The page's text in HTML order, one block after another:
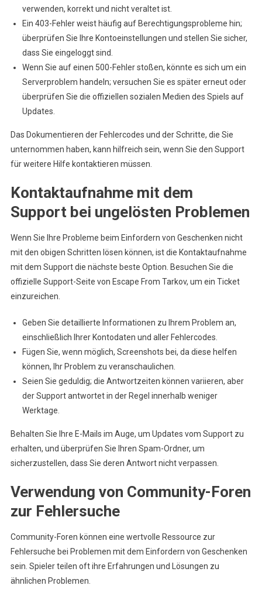
verwenden, korrekt und nicht veraltet ist.
Ein 403-Fehler weist häufig auf Berechtigungsprobleme hin;
überprüfen Sie Ihre Kontoeinstellungen und stellen Sie sicher,
dass Sie eingeloggt sind.
Wenn Sie auf einen 500-Fehler stoßen, könnte es sich um ein
Serverproblem handeln; versuchen Sie es später erneut oder
überprüfen Sie die offiziellen sozialen Medien des Spiels auf
Updates.
Das Dokumentieren der Fehlercodes und der Schritte, die Sie
unternommen haben, kann hilfreich sein, wenn Sie den Support
für weitere Hilfe kontaktieren müssen.
Kontaktaufnahme mit dem
Support bei ungelösten Problemen
Wenn Sie Ihre Probleme beim Einfordern von Geschenken nicht
mit den obigen Schritten lösen können, ist die Kontaktaufnahme
mit dem Support die nächste beste Option. Besuchen Sie die
offizielle Support-Seite von Escape From Tarkov, um ein Ticket
einzureichen.
Geben Sie detaillierte Informationen zu Ihrem Problem an,
einschließlich Ihrer Kontodaten und aller Fehlercodes.
Fügen Sie, wenn möglich, Screenshots bei, da diese helfen
können, Ihr Problem zu veranschaulichen.
Seien Sie geduldig; die Antwortzeiten können variieren, aber
der Support antwortet in der Regel innerhalb weniger
Werktage.
Behalten Sie Ihre E-Mails im Auge, um Updates vom Support zu
erhalten, und überprüfen Sie Ihren Spam-Ordner, um
sicherzustellen, dass Sie deren Antwort nicht verpassen.
Verwendung von Community-Foren
zur Fehlersuche
Community-Foren können eine wertvolle Ressource zur
Fehlersuche bei Problemen mit dem Einfordern von Geschenken
sein. Spieler teilen oft ihre Erfahrungen und Lösungen zu
ähnlichen Problemen.